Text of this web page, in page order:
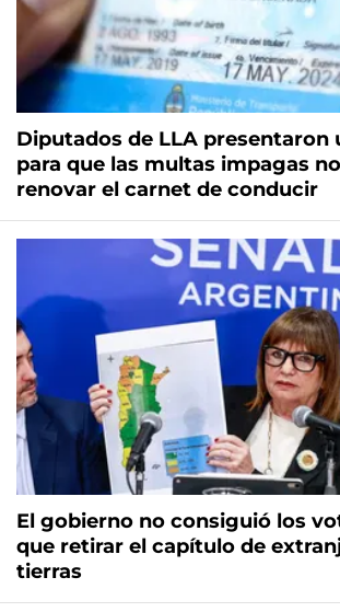
Diputados de LLA presentaron
para que las multas impagas
renovar el carnet de conducir
El gobierno no consiguió los
que retirar el capítulo de
tierras